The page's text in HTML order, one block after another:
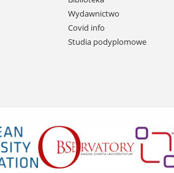
przejdź
do
treści
Wydawnictwo
Covid info
Studia podyplomowe